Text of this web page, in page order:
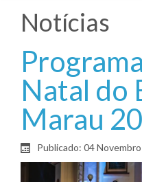
Notícias
Natal do
Marau
Publicado: 04